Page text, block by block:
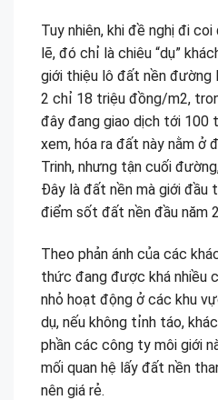
Tuy nhiên, khi đề nghị đi
lẽ, đó chỉ là chiêu “dụ”
giới thiệu lô đất nền đường
2 chỉ 18 triệu đồng/m2,
đây đang giao dịch tới 100
xem, hóa ra đất này nằm ở
Trinh, nhưng tận cuối
Đây là đất nền mà giới đầu
điểm sốt đất nền đầu năm
Theo phản ánh của các
thức đang được khá nhiều
nhỏ hoạt động ở các khu
dụ, nếu không tỉnh táo,
phần các công ty môi giới
mối quan hệ lấy đất nền
nên giá rẻ.